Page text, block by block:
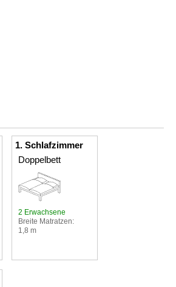
1. Schlafzimmer
Doppelbett
2 Erwachsene
Breite Matratzen:
1,8 m